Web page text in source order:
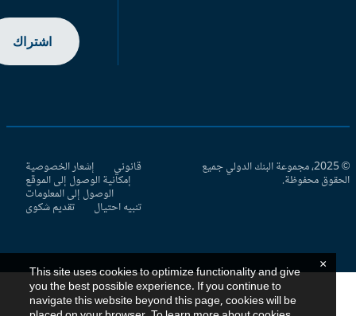
اشتراك
© 2025، مجموعة البنك الدولي جميع
محفوظة.
قانوني إشعار الخصوصية
إمكانية الوصول إلى الموقع
الوصول إلى المعلومات
تنبيه احتيال تقديم شكوى
This site uses cookies to optimize functionality and give
you the best possible experience. If you continue to
navigate this website beyond this page, cookies will be